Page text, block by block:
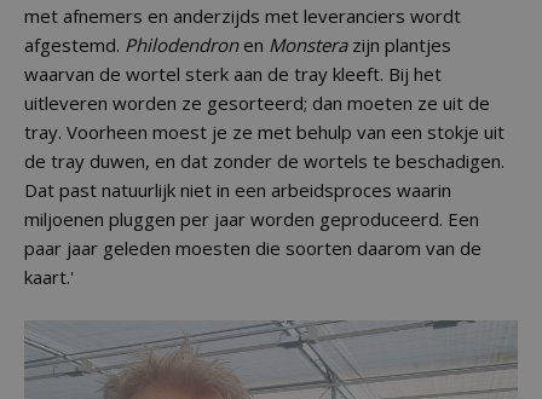
met afnemers en anderzijds met leveranciers wordt
afgestemd. Philodendronen Monsterazijn plantjes
waarvan de wortel sterk aan de tray kleeft. Bij het
uitleveren worden ze gesorteerd; dan moeten ze uit de
tray. Voorheen moest je ze met behulp van een stokje uit
de tray duwen, en dat zonder de wortels te beschadigen.
Dat past natuurlijk niet in een arbeidsproces waarin
miljoenen pluggen per jaar worden geproduceerd. Een
paar jaar geleden moesten die soorten daarom van de
kaart.'